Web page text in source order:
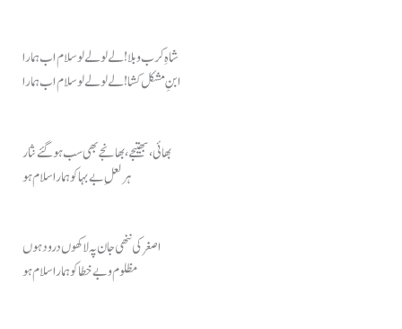
شاہِ کرب و بلا! لے لو لے لو سلام اب ہمارا
ابنِ مشکل کشا! لے لو لے لو سلام اب ہمارا
بھائی، بھتیجے، بھانجے بھی سب ہو گئے نثار
ہر لعلِ بے بہا کو ہمارا سلام ہو
اصغر کی ننھی جان پہ لاکھوں درود ہوں
مظلوم و بے خطا کو ہمارا سلام ہو